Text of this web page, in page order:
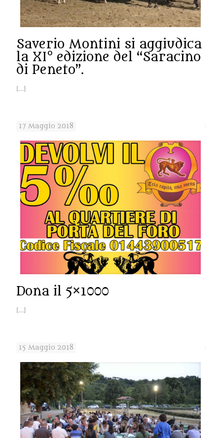
Saverio Montini si aggiudica
la XI° edizione del “Saracino
di Peneto”.
[…]
17 Maggio 2018
Dona il 5×1000
[…]
15 Maggio 2018